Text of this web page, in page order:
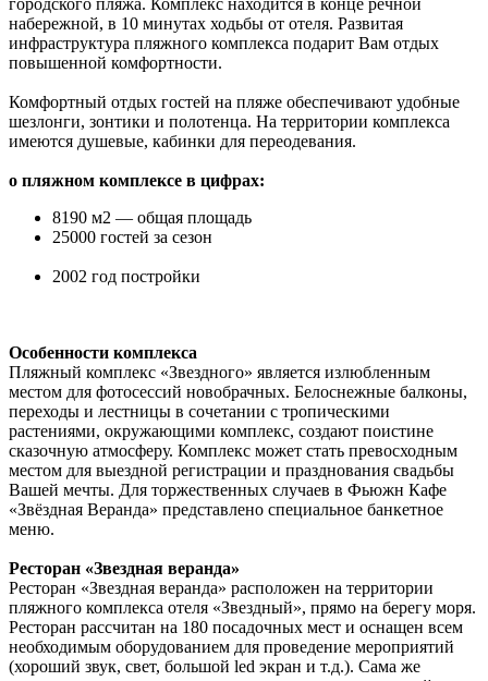
городского пляжа. Комплекс находится в конце речной
набережной, в 10 минутах ходьбы от отеля. Развитая
инфраструктура пляжного комплекса подарит Вам отдых
повышенной комфортности.
Комфортный отдых гостей на пляже обеспечивают удобные
шезлонги, зонтики и полотенца. На территории комплекса
имеются душевые, кабинки для переодевания.
о пляжном комплексе в цифрах:
8190 м2 — общая площадь
25000 гостей за сезон
2002 год постройки
Особенности комплекса
Пляжный комплекс «Звездного» является излюбленным
местом для фотосессий новобрачных. Белоснежные балконы,
переходы и лестницы в сочетании с тропическими
растениями, окружающими комплекс, создают поистине
сказочную атмосферу. Комплекс может стать превосходным
местом для выездной регистрации и празднования свадьбы
Вашей мечты. Для торжественных случаев в Фьюжн Кафе
«Звёздная Веранда» представлено специальное банкетное
меню.
Ресторан «Звездная веранда»
Ресторан «Звездная веранда» расположен на территории
пляжного комплекса отеля «Звездный», прямо на берегу моря.
Ресторан рассчитан на 180 посадочных мест и оснащен всем
необходимым оборудованием для проведение мероприятий
(хороший звук, свет, большой led экран и т.д.). Сама же